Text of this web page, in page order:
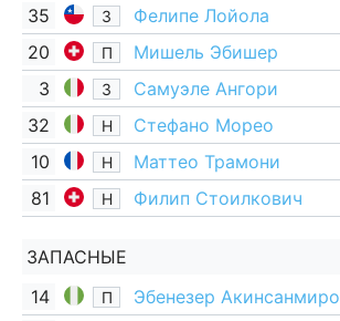
35 З Фелипе Лойола
20 П Мишель Эбишер
3 З Самуэле Ангори
32 Н Стефано Морео
10 Н Маттео Трамони
81 Н Филип Стоилкович
ЗАПАСНЫЕ
14
П Эбенезер Акинсанмиро